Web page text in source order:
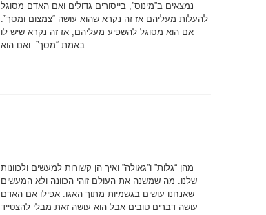
נמצאים ב”מינוס”, בייסורים גדולים ואם האדם מסוגל
להעלות מעליהם אז זה נקרא שהוא עושה “צמצום ומסך”.
אם הוא מסוגל להשפיע מעליהם, אז זה נקרא שיש לו
באמת “מסך”. ואם הוא ...
מהן “גלות” ו”גאולה” ואיך הן קשורות למעשים ולכוונות
שלנו. מה שמשנה את העולם זוהי הכוונה ולא המעשים
שאנחנו עושים בגשמיות מתוך האגו. אפילו אם האדם
עושה דברים טובים אבל הוא עושה זאת מבלי להצטייד